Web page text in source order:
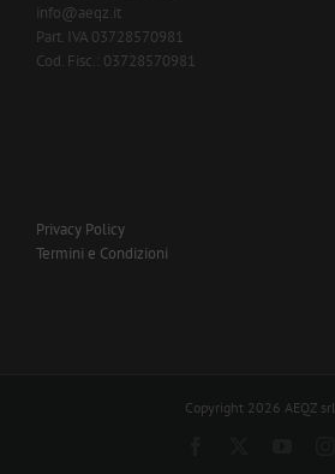
info@aeqz.it
Part. IVA 03728570981
Cod. Fisc.: 03728570981
Privacy Policy
Termini e Condizioni
Copyright 2026 AEQZ srl